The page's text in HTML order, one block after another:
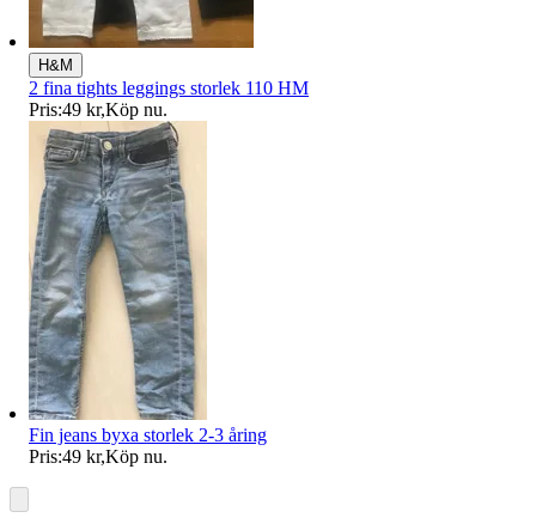
H&M
2 fina tights leggings storlek 110 HM
Pris:49 kr,Köp nu.
Fin jeans byxa storlek 2-3 åring
Pris:49 kr,Köp nu.